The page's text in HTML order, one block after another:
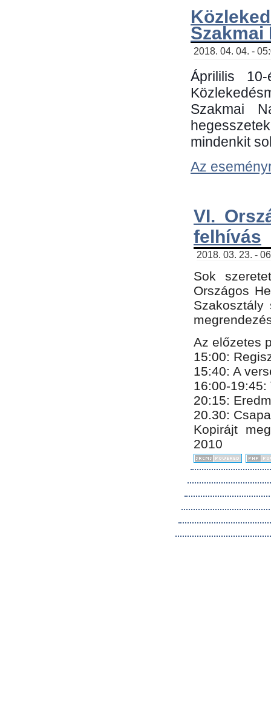
Szakmai
2018. 04. 04. -
Áprililis
Szakmai
mindenkit
Az
VI.
felhívás
2018. 03. 23. -
Sok
Országos
Az előzetes
15:00:
15:40: A
16:00-19:45:
20:​15​:
​20.30:
Kopirájt
2010